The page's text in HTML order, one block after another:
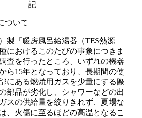
記
ついて
製「暖房風呂給湯器（TES熱源
におけるこのたびの事象につきま
査を行ったところ、いずれの機器
ら15年となっており、長期間の使
にある燃焼用ガスを少量にする際
部品が劣化し、シャワーなどの出
スの供給量を絞りきれず、夏場な
、火傷に至るほどの高温となるこ